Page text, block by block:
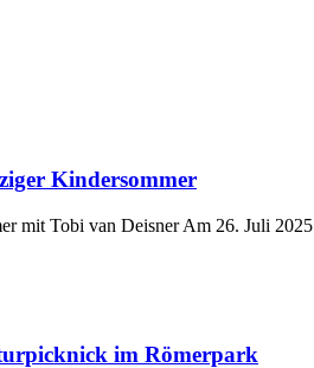
Kindersommer
mit Tobi van Deisner Am 26. Juli
im Römerpark